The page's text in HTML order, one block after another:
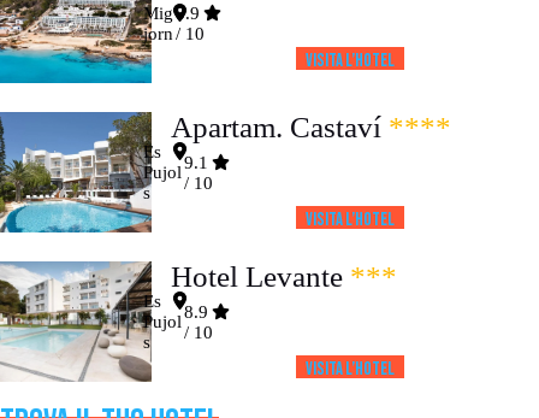
Mig
jorn
8.9
/ 10
Visita l’HOTEL
Apartam. Castaví ****
Es
Pujol
s
9.1
/ 10
Visita l’HOTEL
Hotel Levante ***
Es
Pujol
s
8.9
/ 10
Visita l’HOTEL